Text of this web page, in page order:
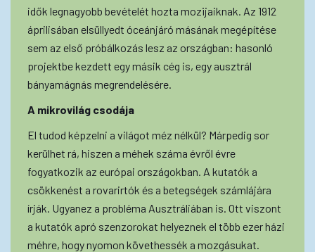
idők legnagyobb bevételét hozta mozijaiknak. Az 1912
áprilisában elsüllyedt óceánjáró másának megépítése
sem az első próbálkozás lesz az országban: hasonló
projektbe kezdett egy másik cég is, egy ausztrál
bányamágnás megrendelésére.
A mikrovilág csodája
El tudod képzelni a világot méz nélkül? Márpedig sor
kerülhet rá, hiszen a méhek száma évről évre
fogyatkozik az európai országokban. A kutatók a
csökkenést a rovarirtók és a betegségek számlájára
írják. Ugyanez a probléma Ausztráliában is. Ott viszont
a kutatók apró szenzorokat helyeznek el több ezer házi
méhre, hogy nyomon követhessék a mozgásukat.